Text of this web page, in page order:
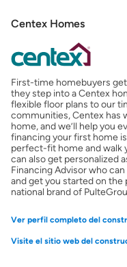
Preparar mi
Seguro de
Obtener
Centex Homes
First-time homebuyers
they step into a Centex
flexible floor plans to our
communities, Centex has
home, and we’ll help you
financing your first home
perfect-fit home and walk
can also get personalized
Financing Advisor who
and get you started on
national brand of
Ver perfil completo del
Visite el sitio web del